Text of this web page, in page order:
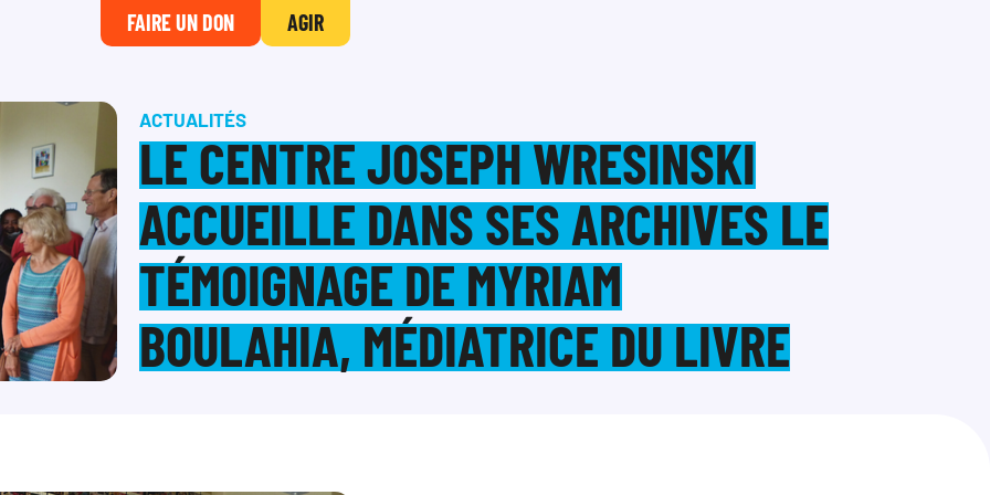
FAIRE UN DON AGIR
ACTUALITÉS
LE CENTRE JOSEPH WRESINSKI
ACCUEILLE DANS SES ARCHIVES LE
TÉMOIGNAGE DE MYRIAM
BOULAHIA, MÉDIATRICE DU LIVRE